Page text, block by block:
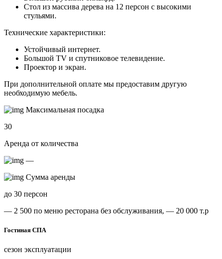
Стол из массива дерева на 12 персон с высокими
стульями.
Технические характеристики:
Устойчивый интернет.
Большой TV и спутниковое телевидение.
Проектор и экран.
При дополнительной оплате мы предоставим другую
необходимую мебель.
Максимальная посадка
30
Аренда от количества
—
Сумма аренды
до 30 персон
— 2 500 по меню ресторана без обслуживания, — 20 000 т.р
Гостиная СПА
сезон эксплуатации